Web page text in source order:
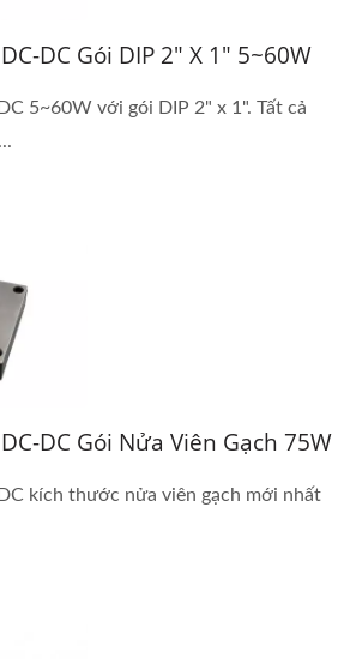
DC Gói DIP 2" X 1" 5~60W
5~60W với gói DIP 2" x 1". Tất cả
DC Gói Nửa Viên Gạch 75W
kích thước nửa viên gạch mới nhất